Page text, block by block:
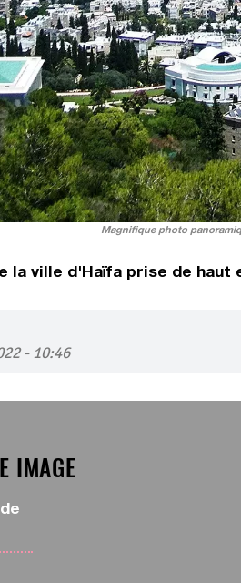
Magnifique photo
la ville d'Haïfa prise de haut
- 10:46
IMAGE